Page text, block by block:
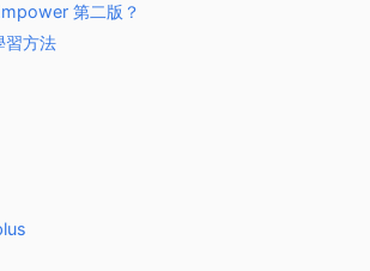
第二版？
習方法